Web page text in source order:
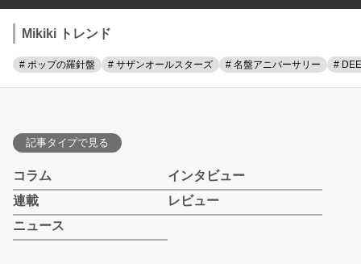
Mikiki トレンド
# ポップの羅針盤 # サザンオールスターズ # 名盤アニバーサリー #
記事タイプで見る
コラム
インタビュー
連載
レビュー
ニュース